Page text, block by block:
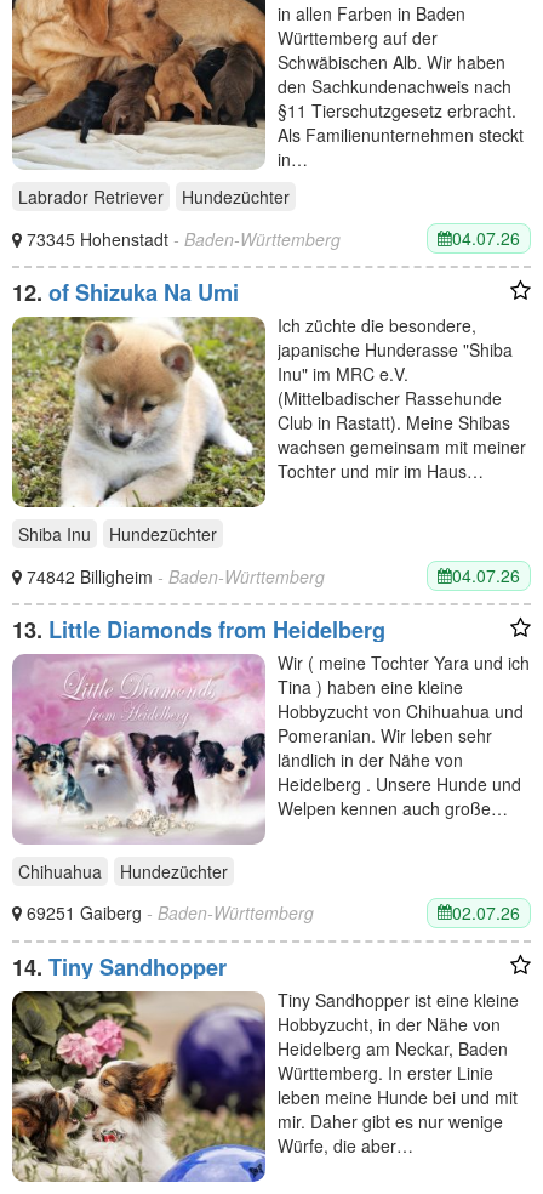
in allen Farben in Baden
Württemberg auf der
Schwäbischen Alb. Wir haben
den Sachkundenachweis nach
§11 Tierschutzgesetz erbracht.
Als Familienunternehmen steckt
in…
Labrador Retriever
Hundezüchter
73345 Hohenstadt - Baden-Württemberg 04.07.26
12. of Shizuka Na Umi
Ich züchte die besondere,
japanische Hunderasse "Shiba
Inu" im MRC e.V.
(Mittelbadischer Rassehunde
Club in Rastatt). Meine Shibas
wachsen gemeinsam mit meiner
Tochter und mir im Haus…
Shiba Inu
Hundezüchter
74842 Billigheim - Baden-Württemberg 04.07.26
13. Little Diamonds from Heidelberg
Wir ( meine Tochter Yara und ich
Tina ) haben eine kleine
Hobbyzucht von Chihuahua und
Pomeranian. Wir leben sehr
ländlich in der Nähe von
Heidelberg . Unsere Hunde und
Welpen kennen auch große…
Chihuahua
Hundezüchter
69251 Gaiberg - Baden-Württemberg 02.07.26
14. Tiny Sandhopper
Tiny Sandhopper ist eine kleine
Hobbyzucht, in der Nähe von
Heidelberg am Neckar, Baden
Württemberg. In erster Linie
leben meine Hunde bei und mit
mir. Daher gibt es nur wenige
Würfe, die aber…